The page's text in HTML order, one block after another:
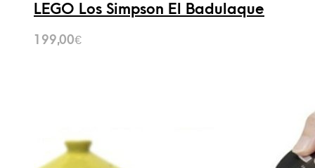
LEGO Los Simpson El Badulaque
199,00€